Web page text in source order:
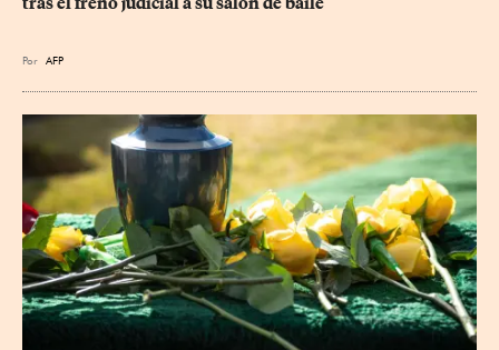
Por AFP